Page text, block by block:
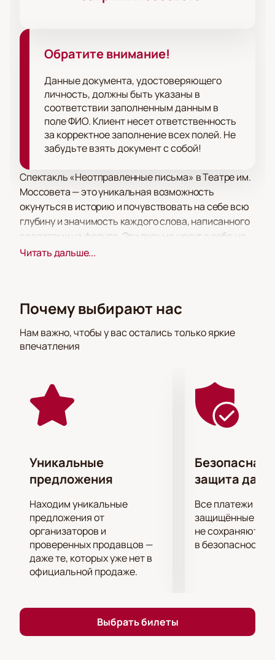
Обратите внимание!
Данные документа, удостоверяющего
личность, должны быть указаны в
соответствии заполненным данным в
поле ФИО. Клиент несет ответственность
за корректное заполнение всех полей. Не
забудьте взять документ с собой!
Спектакль «Неотправленные письма» в Театре им.
Моссовета — это уникальная возможность
окунуться в историю и почувствовать на себе всю
глубину и значимость каждого слова, написанного
солдатами на фронте. Эти письма несут в себе не
только историческую ценность, но и судьбы
Отечественной войны, вместе с героиней-
судьбу, каждую историю, каждое письмо. Этот
спектакль - это не только театральное
всю глубину человеческих чувств и эмоций,
связанных с военными событиями.
Купить билеты на спектакль «Неотправленные
письма»в Театре им. Моссовета можно удобно и
надежность и удобство покупки, чтобы каждый
зритель мог без лишних хлопот приобрести билеты
и насладиться прекрасным спектаклем.
Не упустите возможность окунуться в историю и
прочувствовать судьбы героев вместе с нами!
Купить билеты на спектакль «Неотправленные
письма» в Театре им. Моссовета можно прямо
сейчас на нашем сайте.
состава.
Вячеслав Манучаров
Актёрский состав:Ольга Кабо, Анастасия Тагина,
Читать дальше...
Почему выбирают нас
Нам важно, чтобы у вас остались только яркие
впечатления
Уникальные
предложения
Находим уникальные
предложения от
организаторов и
проверенных продавцов —
даже те, которых уже нет в
официальной продаже.
Безопасная
защита
Все платежи
защищённые
не сохраняются
в безопасности.
Выбрать билеты